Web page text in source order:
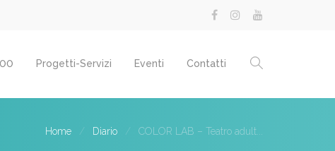
Progetti-Servizi Eventi Contatti
Home Diario COLOR LAB – Teatro adult...